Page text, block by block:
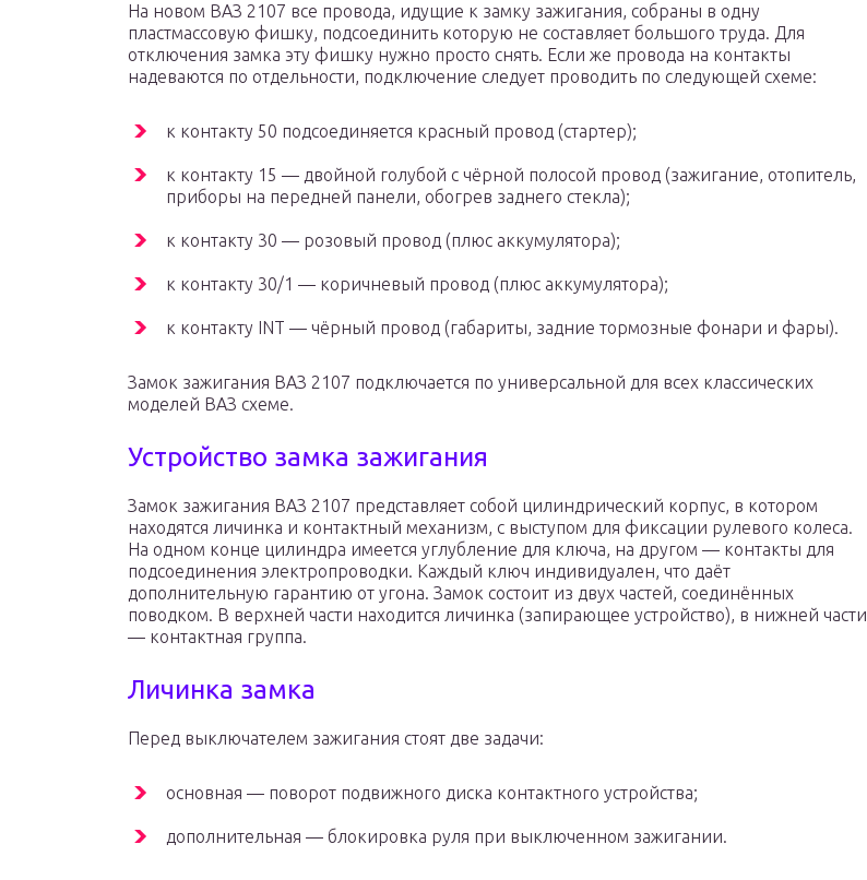
На новом ВАЗ 2107 все провода, идущие к замку зажигания, собраны в одну
пластмассовую фишку, подсоединить которую не составляет большого труда. Для
отключения замка эту фишку нужно просто снять. Если же провода на контакты
надеваются по отдельности, подключение следует проводить по следующей схеме:
к контакту 50 подсоединяется красный провод (стартер);
к контакту 15 — двойной голубой с чёрной полосой провод (зажигание, отопитель,
приборы на передней панели, обогрев заднего стекла);
к контакту 30 — розовый провод (плюс аккумулятора);
к контакту 30/1 — коричневый провод (плюс аккумулятора);
к контакту INT — чёрный провод (габариты, задние тормозные фонари и фары).
Замок зажигания ВАЗ 2107 подключается по универсальной для всех классических
моделей ВАЗ схеме.
Устройство замка зажигания
Замок зажигания ВАЗ 2107 представляет собой цилиндрический корпус, в котором
находятся личинка и контактный механизм, с выступом для фиксации рулевого колеса.
На одном конце цилиндра имеется углубление для ключа, на другом — контакты для
подсоединения электропроводки. Каждый ключ индивидуален, что даёт
дополнительную гарантию от угона. Замок состоит из двух частей, соединённых
поводком. В верхней части находится личинка (запирающее устройство), в нижней части
— контактная группа.
Личинка замка
Перед выключателем зажигания стоят две задачи:
основная — поворот подвижного диска контактного устройства;
дополнительная — блокировка руля при выключенном зажигании.